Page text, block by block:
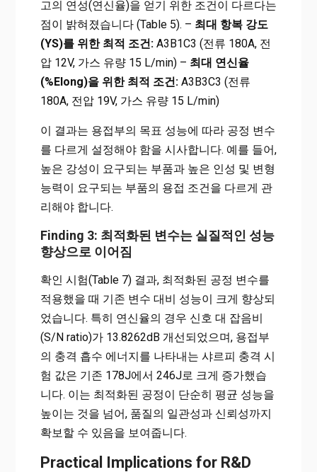
고의 연성(연신율)을 얻기 위한 조건이 다르다는
점이 밝혀졌습니다 (Table 5). – 최대 항복 강도
(YS)를 위한 최적 조건:A3B1C3 (전류 180A, 전
압 12V, 가스 유량 15 L/min) – 최대 연신율
(%Elong)을 위한 최적 조건:A3B3C3 (전류
180A, 전압 19V, 가스 유량 15 L/min)
이 결과는 용접부의 목표 성능에 따라 공정 변수
를 다르게 설정해야 함을 시사합니다. 예를 들어,
높은 강성이 요구되는 부품과 높은 인성 및 변형
능력이 요구되는 부품의 용접 조건을 다르게 관
리해야 합니다.
Finding 3: 최적화된 변수는 실질적인 성능
향상으로 이어짐
확인 시험(Table 7) 결과, 최적화된 공정 변수를
적용했을 때 기존 변수 대비 성능이 크게 향상되
었습니다. 특히 연신율의 경우 신호 대 잡음비
(S/N ratio)가 13.8262dB 개선되었으며, 용접부
의 충격 흡수 에너지를 나타내는 샤르피 충격 시
험 값은 기존 178J에서 246J로 크게 증가했습
니다. 이는 최적화된 공정이 단순히 평균 성능을
높이는 것을 넘어, 품질의 일관성과 신뢰성까지
확보할 수 있음을 보여줍니다.
Practical Implications for R&D